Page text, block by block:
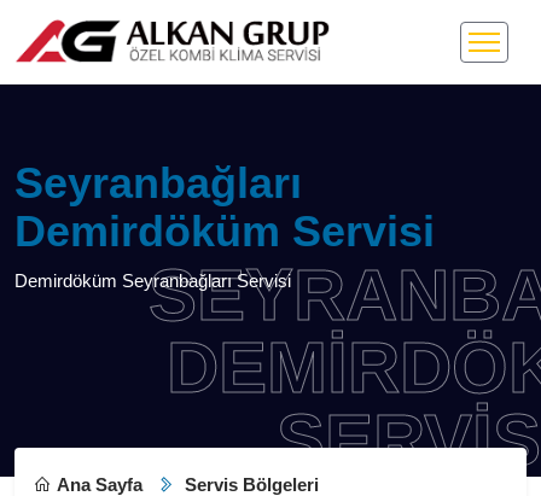
SERVISI
Seyranbağları
Demirdöküm Servisi
Demirdöküm Seyranbağları Servisi
Ana Sayfa
Servis Bölgeleri